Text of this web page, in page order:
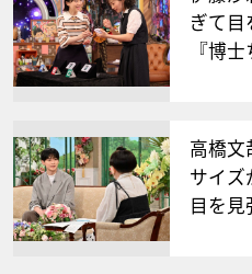
ぎて
『博
高橋文
サイズ
目を